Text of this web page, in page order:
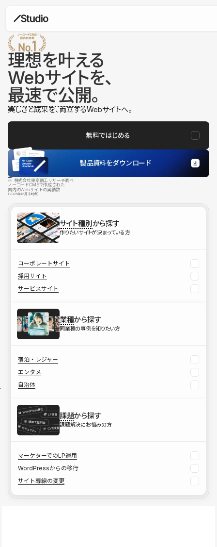
理想を叶える
Webサイトを、
最速で公開。
美しさと成果を、両立するWebサイトへ。
無料ではじめる
製品資料をダウンロード
※ 株式会社東京商工リサーチ調べ
ノーコードCMSで作成された
国内のWebサイトの実績数
（2025年12月末時点）
サイト種別から探す
作りたいサイトが決まっている方
コーポレートサイト
採用サイト
サービスサイト
業種から探す
同業種の事例を知りたい方
宿泊・レジャー
エンタメ
自治体
課題から探す
課題解決にお悩みの方
マーケターでのLP運用
WordPressからの移行
サイト導線の変更